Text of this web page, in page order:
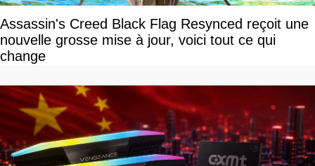
Assassin's Creed Black Flag Resynced reçoit une
nouvelle grosse mise à jour, voici tout ce qui
change